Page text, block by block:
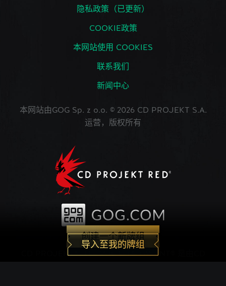
创建一个新牌组
导入至我的牌组
隐私政策（已更新）
COOKIE政策
本网站使用 COOKIES
联系我们
新闻中心
本网站由GOG Sp. z o.o. © 2026 CD PROJEKT S.A.
运营，版权所有
CD PROJEKT®, The Witcher®, GWENT® 是由CD